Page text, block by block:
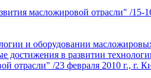
масложировой отрасли" /15-
и оборудовании
в развитии
отрасли" /23 февраля 2010 г., г.